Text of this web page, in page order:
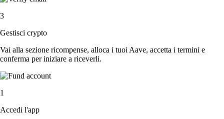
3
Gestisci crypto
Vai alla sezione ricompense, alloca i tuoi Aave, accetta i termini e
conferma per iniziare a riceverli.
1
Accedi l'app